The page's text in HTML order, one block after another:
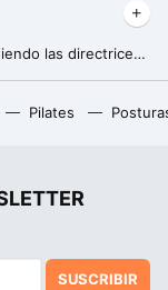
Salir a correr con este frío es posible siguiendo las directrices del Colegio Estadounidense de Medicina del Deporte
Pilates
SUSCRIBIR